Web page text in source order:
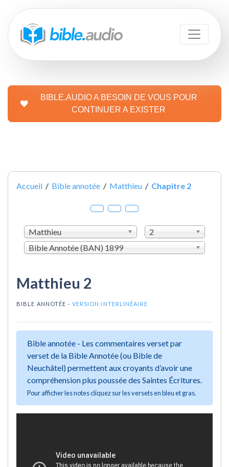
BIBLE.AUDIO A BESOIN DE VOUS POUR
CONTINUER A EXISTER
Accueil / Bible annotée / Matthieu / Chapitre 2
Matthieu
2
Bible Annotée (BAN) 1899
Matthieu 2
BIBLE ANNOTÉE - VERSION INTERLINÉAIRE
Bible annotée - Les commentaires verset par
verset de la Bible Annotée (ou Bible de
Neuchâtel) permettent aux croyants d’avoir une
compréhension plus poussée des Saintes Écritures.
Pour afficher les notes cliquez sur les versets en bleu et gras.